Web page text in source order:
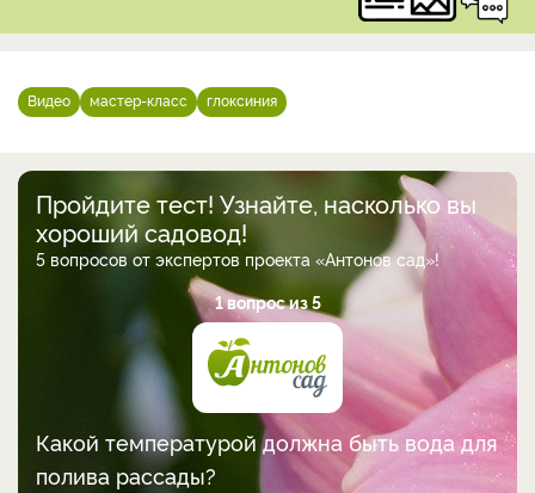
Видео мастер-класс глоксиния
Пройдите тест! Узнайте, насколько вы
хороший садовод!
5 вопросов от экспертов проекта «Антонов сад»!
1 вопрос из 5
Какой температурой должна быть вода для
полива рассады?